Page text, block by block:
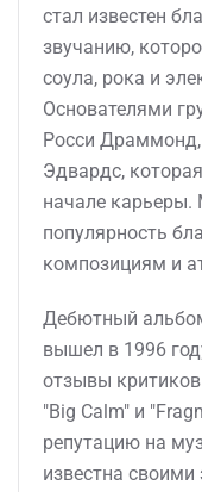
стал известен
звучанию,
соула, рока и
Основателями
Росси
Эдвардс,
начале карьеры.
популярность
композициям и
Дебютный
вышел в 1996
отзывы
"Big Calm" и
репутацию на
известна